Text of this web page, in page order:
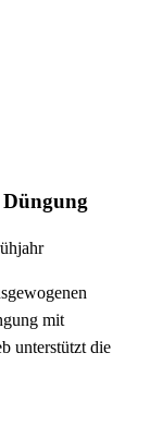
Düngung
mit
unterstützt die